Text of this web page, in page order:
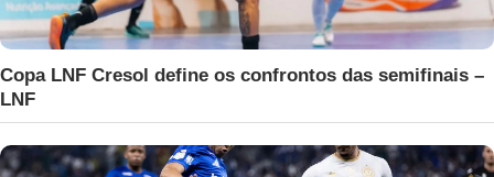
Copa LNF Cresol define os confrontos das semifinais –
LNF